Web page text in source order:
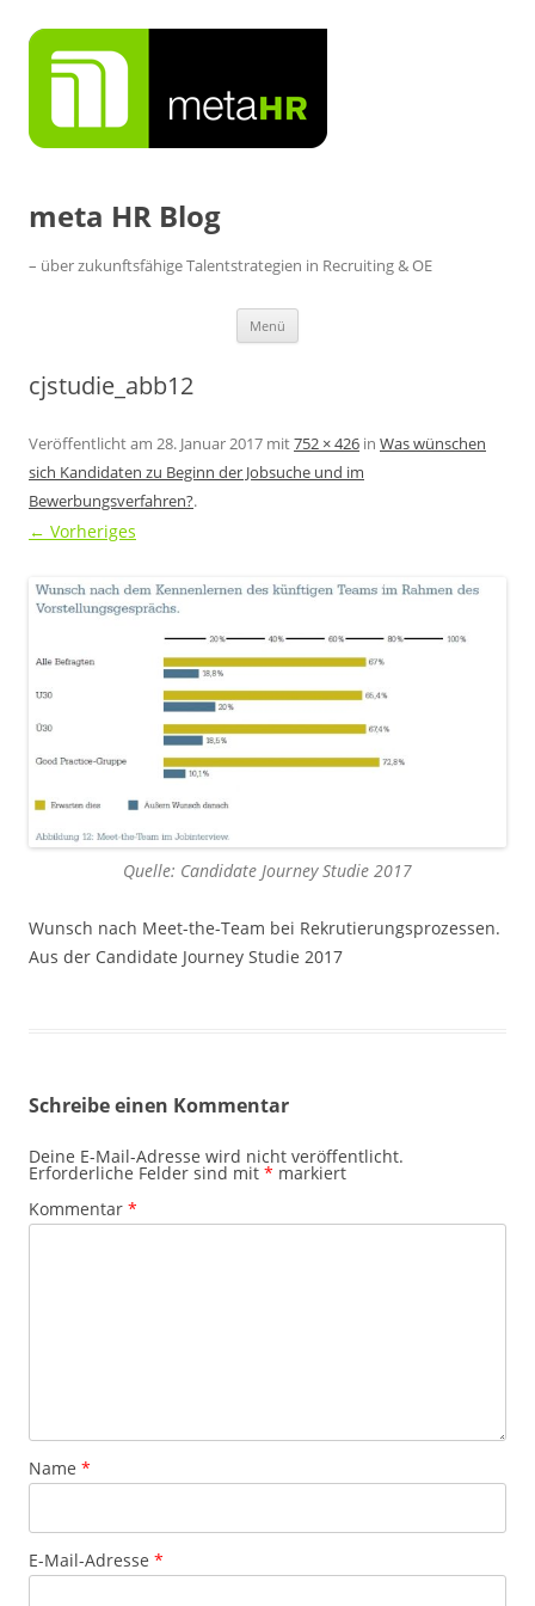
Inhalt
springen
meta HR Blog
– über zukunftsfähige Talentstrategien in Recruiting & OE
Menü
cjstudie_abb12
Veröffentlicht am 28. Januar 2017 mit752 × 426 in Was wünschen
sich Kandidaten zu Beginn der Jobsuche und im
Bewerbungsverfahren?.
← Vorheriges
Quelle: Candidate Journey Studie 2017
Wunsch nach Meet-the-Team bei Rekrutierungsprozessen.
Aus der Candidate Journey Studie 2017
Schreibe einen Kommentar
Deine E-Mail-Adresse wird nicht veröffentlicht.
Erforderliche Felder sind mit * markiert
Kommentar *
Name *
E-Mail-Adresse *